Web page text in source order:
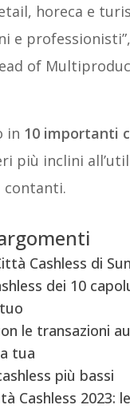
horeca e
e professionisti”,
of
in 10 importanti
più inclini
contanti.
Cashless di
dei 10
le transazioni
tua
più bassi
Cashless 2023: le